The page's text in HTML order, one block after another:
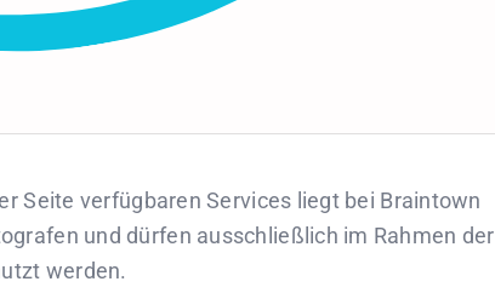
Seite verfügbaren Services liegt bei Braintown
und dürfen ausschließlich im Rahmen der
werden.